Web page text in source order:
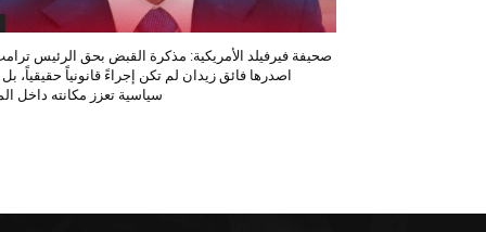
صحيفة فيرفيلد الأمريكية: مذكرة القبض بحق الرئيس
اصدرها فائق زيدان لم تكن إجراءً قانونياً حقيقياً،
سياسية تعزز مكانته داخل